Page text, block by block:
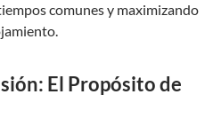
comunes y maximizando
El Propósito de